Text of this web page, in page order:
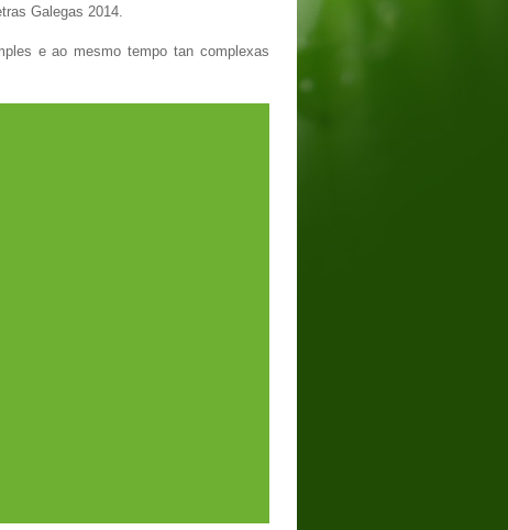
Galegas 2014.
e ao mesmo tempo tan complexas